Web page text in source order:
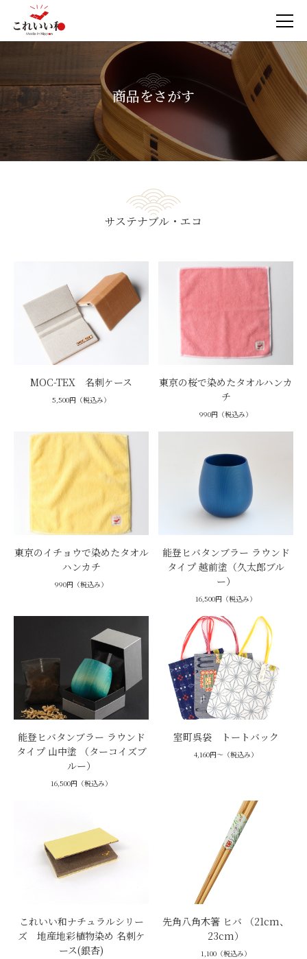
商品をさがす
サステナブル・エコ
MOC-TEX 名刺ケース
5,500円（税込み）
東京の桜で染めたタオルハンカ
チ
990円（税込み）
東京のイチョウで染めたタオル
ハンカチ
990円（税込み）
能登ヒバタンブラー ラウンド
タイプ 越前塗（久太郎ブル
ー）
16,500円（税込み）
能登ヒバタンブラー ラウンド
タイプ 山中塗 （ターコイズブ
ルー）
16,500円（税込み）
室町呉袋 トートバック
4,160円～（税込み）
これいい和ナチュラルシリー
ズ 地産地彩植物染め 名刺ケ
ース(銀杏)
先角八角木箸 ヒバ （21cm、
23cm）
1,100（税込み）